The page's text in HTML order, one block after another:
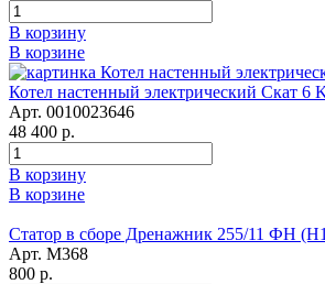
В корзину
В корзине
Котел настенный электрический Скат 6
Арт. 0010023646
48 400 р.
В корзину
В корзине
Статор в сборе Дренажник 255/11 ФН
Арт. М368
800 р.